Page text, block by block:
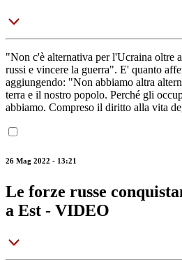
"Non c'è alternativa per l'Ucraina oltre
russi e vincere la guerra". E' quanto
aggiungendo: "Non abbiamo altra
terra e il nostro popolo. Perché gli
abbiamo. Compreso il diritto alla vita
26 Mag 2022 - 13:21
Le forze russe
a Est - VIDEO